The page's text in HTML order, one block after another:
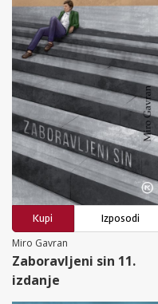
Kupi
Izposodi
Miro Gavran
Zaboravljeni sin 11.
izdanje